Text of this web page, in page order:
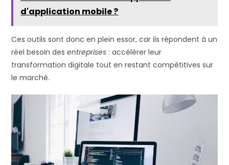
d'application mobile ?
Ces outils sont donc en plein essor, car ils répondent à un
réel besoin desentreprises : accélérer leur
transformation digitale tout en restant compétitives sur
le marché.